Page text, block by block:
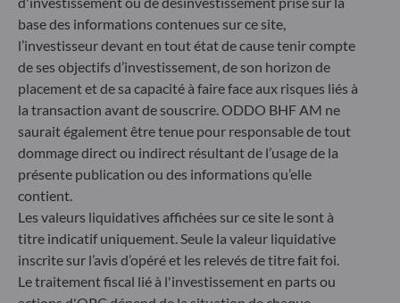
60329 Frankfurt am Main
Allemagne
+49 (0) 69 920 50 0
Société de Gestion de Portefeuille agréée par la
Bundesanstalt für Finanzdienstleistungsaufsicht (« BaFin »)
Enregistrement commercial : HRB 11971 tribunal local de
Düsseldorf
ODDO BHF Asset Management LUX
6, rue Gabriel Lippmann
L-5365 Munsbach
Luxembourg
+352 45 76 76 245
Enregistré au registre du commerce et des sociétés de
base des informations contenues sur ce site,
l’investisseur devant en tout état de cause tenir compte
de ses objectifs d’investissement, de son horizon de
placement et de sa capacité à faire face aux risques liés à
la transaction avant de souscrire. ODDO BHF AM ne
saurait également être tenue pour responsable de tout
dommage direct ou indirect résultant de l’usage de la
présente publication ou des informations qu’elle
contient.
Les valeurs liquidatives affichées sur ce site le sont à
titre indicatif uniquement. Seule la valeur liquidative
inscrite sur l’avis d’opéré et les relevés de titre fait foi.
Le traitement fiscal lié à l'investissement en parts ou